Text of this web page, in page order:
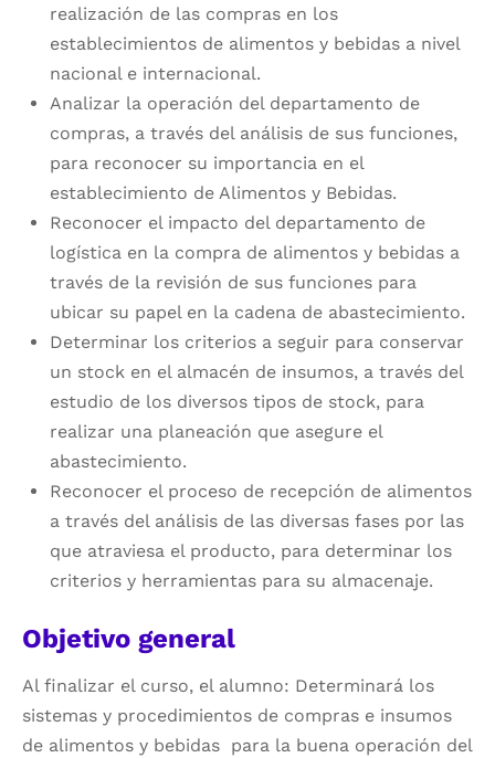
realización de las compras en los
establecimientos de alimentos y bebidas a nivel
nacional e internacional.
Analizar la operación del departamento de
compras, a través del análisis de sus funciones,
para reconocer su importancia en el
establecimiento de Alimentos y Bebidas.
Reconocer el impacto del departamento de
logística en la compra de alimentos y bebidas a
través de la revisión de sus funciones para
ubicar su papel en la cadena de abastecimiento.
Determinar los criterios a seguir para conservar
un stock en el almacén de insumos, a través del
estudio de los diversos tipos de stock, para
realizar una planeación que asegure el
abastecimiento.
Reconocer el proceso de recepción de alimentos
a través del análisis de las diversas fases por las
que atraviesa el producto, para determinar los
criterios y herramientas para su almacenaje.
Objetivo general
Al finalizar el curso, el alumno: Determinará los
sistemas y procedimientos de compras e insumos
de alimentos y bebidas para la buena operación del